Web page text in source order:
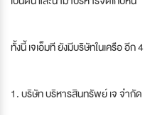
ทั้งนี้ เจเอ็มที ยังมีบริษัทในเครือ อีก
1. บริษัท บริหารสินทรัพย์ เจ จํากัด